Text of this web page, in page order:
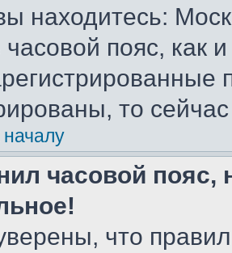
находитесь:
пояс, как
то
началу
часовой пояс,
что